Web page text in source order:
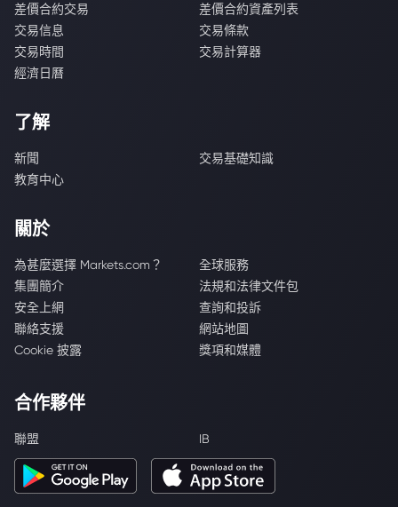
差價合約交易
差價合約資產列表
交易信息
交易條款
交易時間
交易計算器
經濟日曆
了解
新聞
交易基礎知識
教育中心
關於
為甚麼選擇 Markets.com？
全球服務
集團簡介
法規和法律文件包
安全上網
查詢和投訴
聯絡支援
網站地圖
Cookie 披露
獎項和媒體
合作夥伴
聯盟 IB